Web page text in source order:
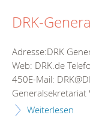
DRK-
Adresse:DRK
Web: DRK.de
450E-Mail:
Generalsekretariat
Weiterlesen